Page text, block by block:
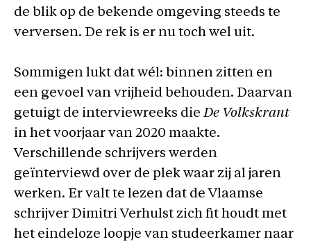
de blik op de bekende omgeving steeds te
verversen. De rek is er nu toch wel uit.
Sommigen lukt dat wél: binnen zitten en
een gevoel van vrijheid behouden. Daarvan
getuigt de interviewreeks dieDe Volkskrant
in het voorjaar van 2020 maakte.
Verschillende schrijvers werden
geïnterviewd over de plek waar zij al jaren
werken. Er valt te lezen dat de Vlaamse
schrijver Dimitri Verhulst zich fit houdt met
het eindeloze loopje van studeerkamer naar